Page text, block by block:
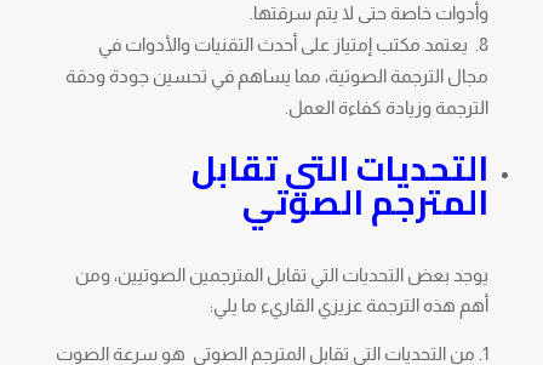
وأدوات خاصة حتى لا يتم سرقتها.
يعتمد مكتب إمتياز على أحدث التقنيات والأدوات في
مجال الترجمة الصوتية، مما يساهم في تحسين جودة ودقة
الترجمة وزيادة كفاءة العمل.
التحديات التي تقابل
المترجم الصوتي
يوجد بعض التحديات التي تقابل المترجمين الصوتيين، ومن
أهم هذه الترجمة عزيزي القاريء ما يلي:
من التحديات التي تقابل المترجم الصوتي هو سرعة الصوت